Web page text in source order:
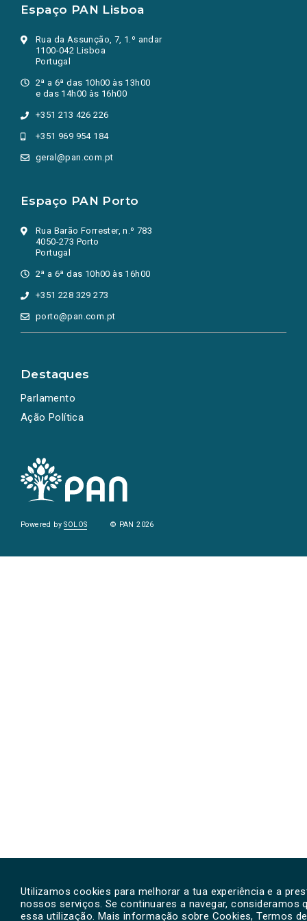
Utilizamos cookies para melhorar a tua experiência e a
nossos serviços. Se continuares a navegar, consideramos
essa utilização. Mais informação sobre Cookies, Termos
Espaço PAN Lisboa
Rua da Assunção, 7, 1.º andar
1100-042 Lisboa
Portugal
2ª a 6ª das 10h00 às 13h00
e das 14h00 às 16h00
+351 213 426 226
+351 969 954 184
geral@pan.com.pt
Espaço PAN Porto
Rua Barão Forrester, n.º 783
4050-273 Porto
Portugal
2ª a 6ª das 10h00 às 16h00
+351 228 329 273
porto@pan.com.pt
Destaques
Parlamento
Ação Política
Powered bySOLOS © PAN 2026